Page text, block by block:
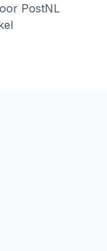
PostNL